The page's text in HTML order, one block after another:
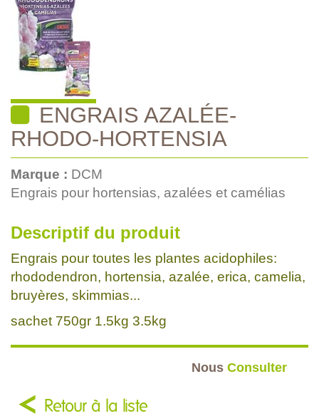
ENGRAIS AZALÉE-
RHODO-HORTENSIA
Marque : DCM
Engrais pour hortensias, azalées et camélias
Descriptif du produit
Engrais pour toutes les plantes acidophiles:
rhododendron, hortensia, azalée, erica, camelia,
bruyères, skimmias...
sachet 750gr 1.5kg 3.5kg
Nous Consulter
Retour à la liste